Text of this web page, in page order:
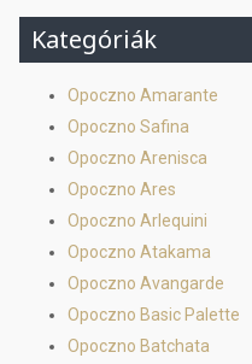
Kategóriák
Opoczno Amarante
Opoczno Safina
Opoczno Arenisca
Opoczno Ares
Opoczno Arlequini
Opoczno Atakama
Opoczno Avangarde
Opoczno Basic Palette
Opoczno Batchata